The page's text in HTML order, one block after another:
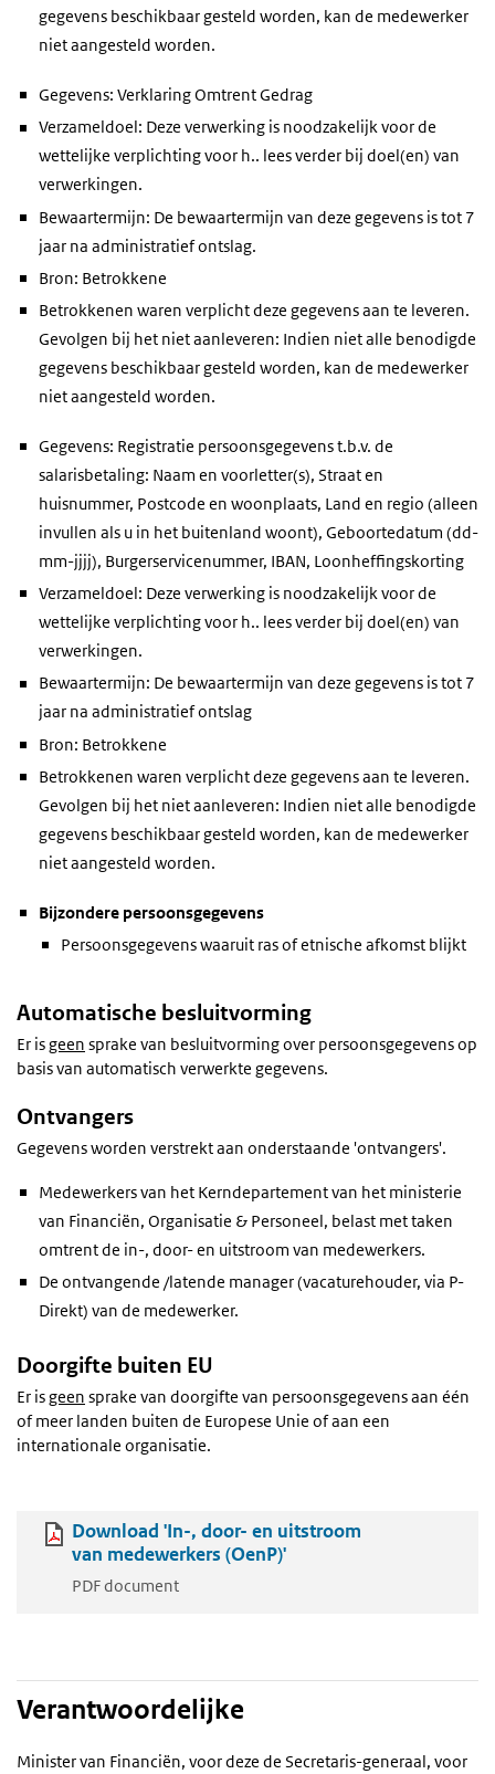
gegevens beschikbaar gesteld worden, kan de medewerker
niet aangesteld worden.
Gegevens: Verklaring Omtrent Gedrag
Verzameldoel: Deze verwerking is noodzakelijk voor de
wettelijke verplichting voor h.. lees verder bij doel(en) van
verwerkingen.
Bewaartermijn: De bewaartermijn van deze gegevens is tot 7
jaar na administratief ontslag.
Bron: Betrokkene
Betrokkenen waren verplicht deze gegevens aan te leveren.
Gevolgen bij het niet aanleveren: Indien niet alle benodigde
gegevens beschikbaar gesteld worden, kan de medewerker
niet aangesteld worden.
Gegevens: Registratie persoonsgegevens t.b.v. de
salarisbetaling: Naam en voorletter(s), Straat en
huisnummer, Postcode en woonplaats, Land en regio (alleen
invullen als u in het buitenland woont), Geboortedatum (dd-
mm-jjjj), Burgerservicenummer, IBAN, Loonheffingskorting
Verzameldoel: Deze verwerking is noodzakelijk voor de
wettelijke verplichting voor h.. lees verder bij doel(en) van
verwerkingen.
Bewaartermijn: De bewaartermijn van deze gegevens is tot 7
jaar na administratief ontslag
Bron: Betrokkene
Betrokkenen waren verplicht deze gegevens aan te leveren.
Gevolgen bij het niet aanleveren: Indien niet alle benodigde
gegevens beschikbaar gesteld worden, kan de medewerker
niet aangesteld worden.
Bijzondere persoonsgegevens
Persoonsgegevens waaruit ras of etnische afkomst blijkt
Automatische besluitvorming
Er isgeen sprake van besluitvorming over persoonsgegevens op
basis van automatisch verwerkte gegevens.
Ontvangers
Gegevens worden verstrekt aan onderstaande 'ontvangers'.
Medewerkers van het Kerndepartement van het ministerie
van Financiën, Organisatie & Personeel, belast met taken
omtrent de in-, door- en uitstroom van medewerkers.
De ontvangende /latende manager (vacaturehouder, via P-
Direkt) van de medewerker.
Doorgifte buiten EU
Er isgeen sprake van doorgifte van persoonsgegevens aan één
of meer landen buiten de Europese Unie of aan een
internationale organisatie.
Download 'In-, door- en uitstroom
van medewerkers (OenP)'
PDF document
Verantwoordelijke
Minister van Financiën, voor deze de Secretaris-generaal, voor